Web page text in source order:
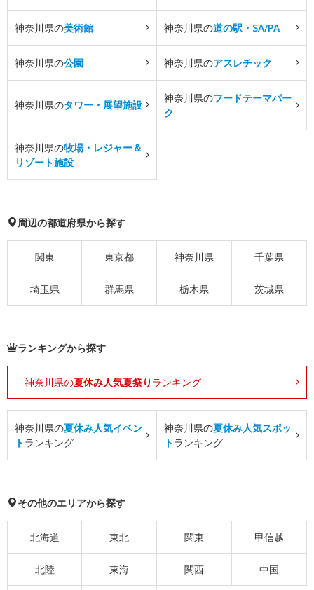
神奈川県の美術館 神奈川県の道の駅・SA/PA
神奈川県の公園 神奈川県のアスレチック
神奈川県のタワー・展望施設
神奈川県のフードテーマパー
ク
神奈川県の牧場・レジャー＆
リゾート施設
周辺の都道府県から探す
関東 東京都 神奈川県 千葉県
埼玉県 群馬県 栃木県 茨城県
ランキングから探す
神奈川県の夏休み人気夏祭り ランキング
神奈川県の夏休み人気イベン
トランキング
神奈川県の夏休み人気スポッ
トランキング
その他のエリアから探す
北海道 東北 関東 甲信越
北陸 東海 関西 中国